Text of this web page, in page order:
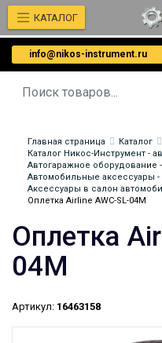
info@nikos-instrument.ru
КАТАЛОГ
Главная страница
Каталог
Каталог Никос-Инструмент -
Автогаражное оборудование
Автомобильные аксессуары
Аксессуары в салон
Оплетка Airline AWC-SL-04M
Оплетка
04M
Артикул: 16463158